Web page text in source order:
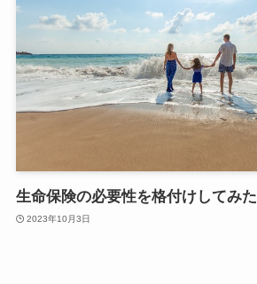
生命保険の必要性を格付けしてみた
2023年10月3日